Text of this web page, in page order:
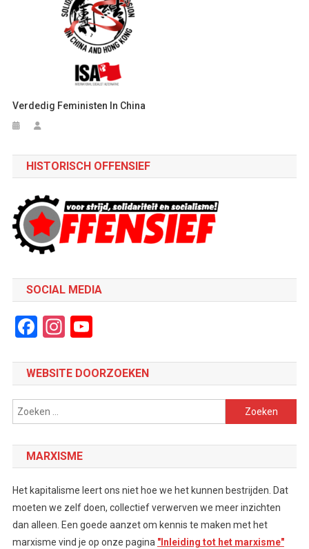
Verdedig Feministen In China
HISTORISCH OFFENSIEF
SOCIAL MEDIA
Facebook
Instagram
YouTube
WEBSITE DOORZOEKEN
Zoeken
naar:
MARXISME
Het kapitalisme leert ons niet hoe we het kunnen bestrijden. Dat
moeten we zelf doen, collectief verwerven we meer inzichten
dan alleen. Een goede aanzet om kennis te maken met het
marxisme vind je op onze pagina "Inleiding tot het marxisme"